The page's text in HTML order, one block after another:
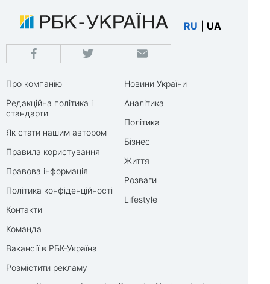
RU UA
Про компанію
Редакційна політика і
стандарти
Як стати нашим автором
Правила користування
Правова інформація
Політика конфіденційності
Контакти
Команда
Вакансії в РБК-Україна
Розмістити рекламу
Новини України
Аналітика
Політика
Бізнес
Життя
Розваги
Lifestyle